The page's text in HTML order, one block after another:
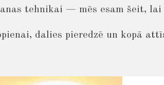
tehnikai — mēs esam šeit,
dalies pieredzē un kopā